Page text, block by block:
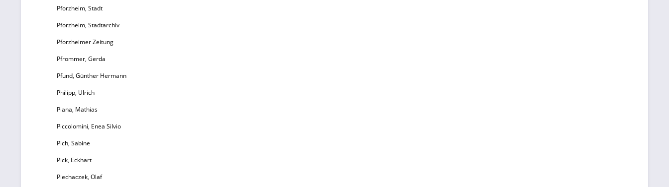
Pforzheim, Stadt
Pforzheim, Stadtarchiv
Pforzheimer Zeitung
Pfrommer, Gerda
Pfund, Günther Hermann
Philipp, Ulrich
Piana, Mathias
Piccolomini, Enea Silvio
Pich, Sabine
Pick, Eckhart
Piechaczek, Olaf